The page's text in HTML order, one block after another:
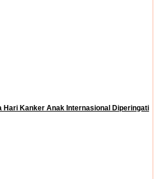
Hari Kanker Anak Internasional Diperingati